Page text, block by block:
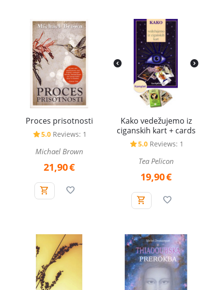
Proces prisotnosti
5.0 Reviews: 1
Michael Brown
21,90€
Kako vedežujemo iz
ciganskih kart + cards
5.0 Reviews: 1
Tea Pelicon
19,90€